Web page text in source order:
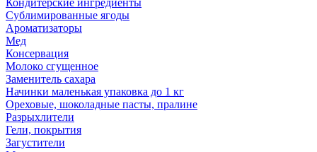
Кондитерские ингредиенты
Сублимированные ягоды
Ароматизаторы
Мед
Консервация
Молоко сгущенное
Заменитель сахара
Начинки маленькая упаковка до 1 кг
Ореховые, шоколадные пасты, пралине
Разрыхлители
Гели, покрытия
Загустители